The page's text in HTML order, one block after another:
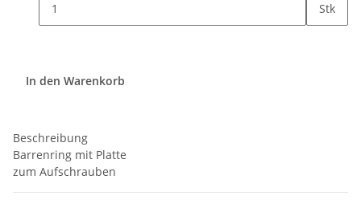
Stk
In den Warenkorb
Beschreibung
Barrenring mit Platte
zum Aufschrauben